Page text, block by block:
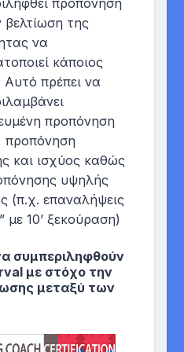
προπόνηση
βελτίωση της
να
κάποιος
Αυτό πρέπει να
προπόνηση
προπόνηση
και ισχύος καθώς
υψηλής
(π.χ. επαναλήψεις
με 10’ ξεκούραση)
συμπεριληφθούν
με στόχο την
μεταξύ των